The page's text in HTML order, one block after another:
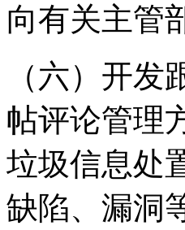
向有关主管
（六）开
帖评论管理
垃圾信息处
缺陷、漏洞